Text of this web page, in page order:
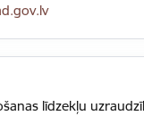
līdzekļu